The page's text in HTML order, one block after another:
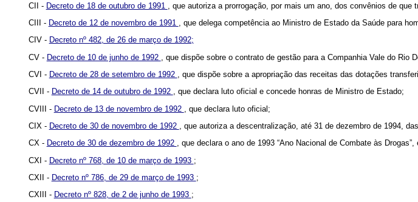
CII - Decreto de 18 de outubro de 1991
, que autoriza a prorrogação, por mais um ano, dos convênios de
CIII - Decreto de 12 de novembro de 1991 , que delega competência ao Ministro de Estado da Saúde para
CIV - Decreto nº 482, de 26 de março de 1992;
CV - Decreto de 10 de junho de 1992
, que dispõe sobre o contrato de gestão para a Companhia Vale do Rio
CVI - Decreto de 28 de setembro de 1992 , que dispõe sobre a apropriação das receitas das dotações
CVII - Decreto de 14 de outubro de 1992 , que declara luto oficial e concede honras de Ministro de Estado;
CVIII - Decreto de 13 de novembro de 1992
, que declara luto oficial;
CIX - Decreto de 30 de novembro de 1992 , que autoriza a descentralização, até 31 de dezembro de 1994,
CX - Decreto de 30 de dezembro de 1992 , que declara o ano de 1993 “Ano Nacional de Combate às
CXI - Decreto nº 768, de 10 de março de 1993 ;
CXII - Decreto nº 786, de 29 de março de 1993 ;
CXIII - Decreto nº 828, de 2 de junho de 1993 ;